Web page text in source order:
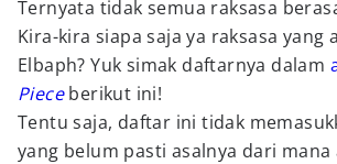
Ternyata tidak semua raksasa
Kira-kira siapa saja ya raksasa yang
Elbaph? Yuk simak daftarnya dalam
Pieceberikut ini!
Tentu saja, daftar ini tidak
yang belum pasti asalnya dari mana